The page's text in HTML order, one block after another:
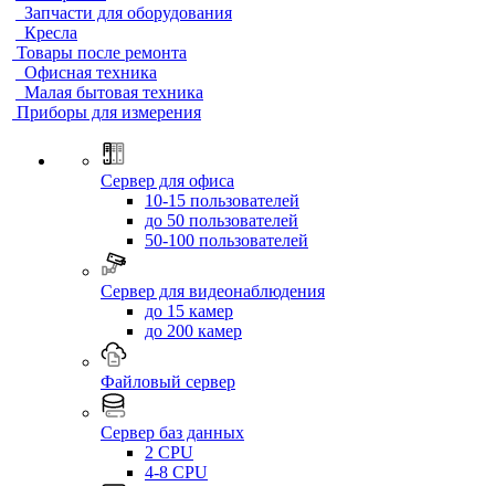
Запчасти для оборудования
Кресла
Товары после ремонта
Офисная техника
Малая бытовая техника
Приборы для измерения
Сервер для офиса
10-15 пользователей
до 50 пользователей
50-100 пользователей
Сервер для видеонаблюдения
до 15 камер
до 200 камер
Файловый сервер
Сервер баз данных
2 CPU
4-8 CPU